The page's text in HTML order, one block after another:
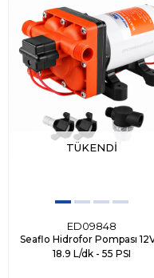
TÜKENDI
ED09848
Seaflo Hidrofor Pompası
18.9 L/dk - 55 PSI